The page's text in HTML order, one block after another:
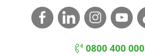
0800 400 000